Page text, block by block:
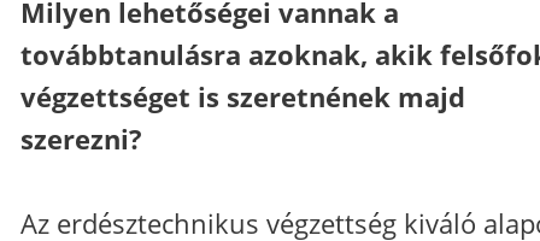
Milyen lehetőségei vannak a
továbbtanulásra azoknak, akik
végzettséget is szeretnének majd
szerezni?
Az erdésztechnikus végzettség kiváló